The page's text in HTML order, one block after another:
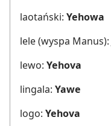
laotański: Yehowa
lele (wyspa Manus):
lewo: Yehova
lingala: Yawe
logo: Yehova